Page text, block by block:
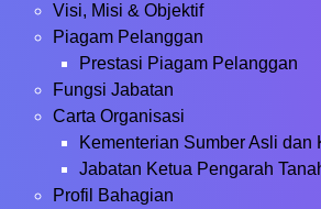
Visi, Misi & Objektif
Piagam Pelanggan
Prestasi Piagam Pelanggan
Fungsi Jabatan
Carta Organisasi
Kementerian Sumber Asli dan
Jabatan Ketua Pengarah
Profil Bahagian